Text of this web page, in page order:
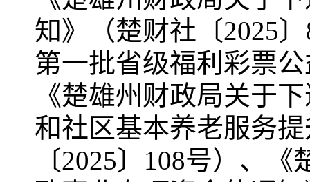
知》（楚财社〔2025
第一批省级福利彩票
《楚雄州财政局关于
和社区基本养老服务
〔2025〕108号）、